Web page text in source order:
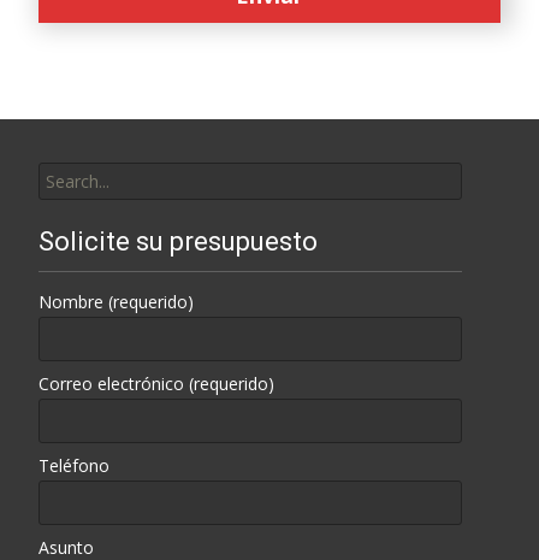
for:
Solicite su presupuesto
Nombre (requerido)
Correo electrónico (requerido)
Teléfono
Asunto